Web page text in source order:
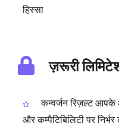
हिस्सा
ज़रूरी
कन्वर्जन रिज़ल्ट आपके
और कम्पैटिबिलिटी पर